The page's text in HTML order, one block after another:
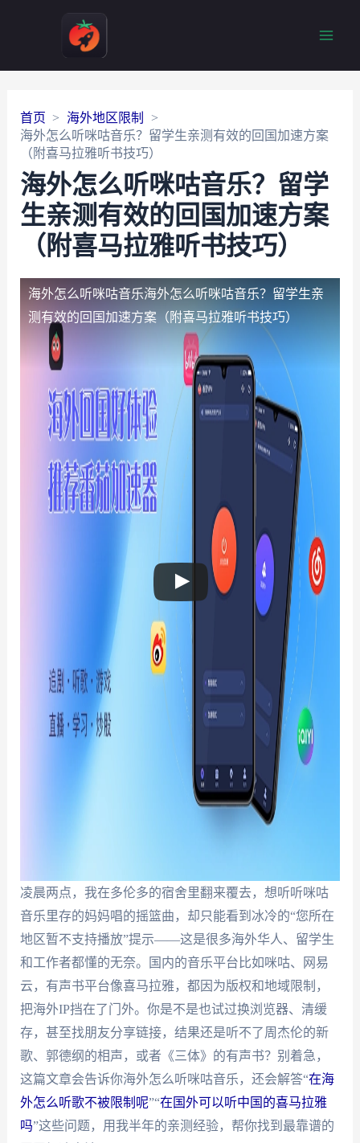
首页
海外地区限制
海外怎么听咪咕音乐？留学生亲测有效的回国加速方案
（附喜马拉雅听书技巧）
海外怎么听咪咕音乐？留学
生亲测有效的回国加速方案
（附喜马拉雅听书技巧）
海外怎么听咪咕音乐海外怎么听咪咕音乐？留学生亲
测有效的回国加速方案（附喜马拉雅听书技巧）
凌晨两点，我在多伦多的宿舍里翻来覆去，想听听咪咕
音乐里存的妈妈唱的摇篮曲，却只能看到冰冷的“您所在
地区暂不支持播放”提示——这是很多海外华人、留学生
和工作者都懂的无奈。国内的音乐平台比如咪咕、网易
云，有声书平台像喜马拉雅，都因为版权和地域限制，
把海外IP挡在了门外。你是不是也试过换浏览器、清缓
存，甚至找朋友分享链接，结果还是听不了周杰伦的新
歌、郭德纲的相声，或者《三体》的有声书？别着急，
这篇文章会告诉你海外怎么听咪咕音乐，还会解答“在海
外怎么听歌不被限制呢”“在国外可以听中国的喜马拉雅
吗”这些问题，用我半年的亲测经验，帮你找到最靠谱的